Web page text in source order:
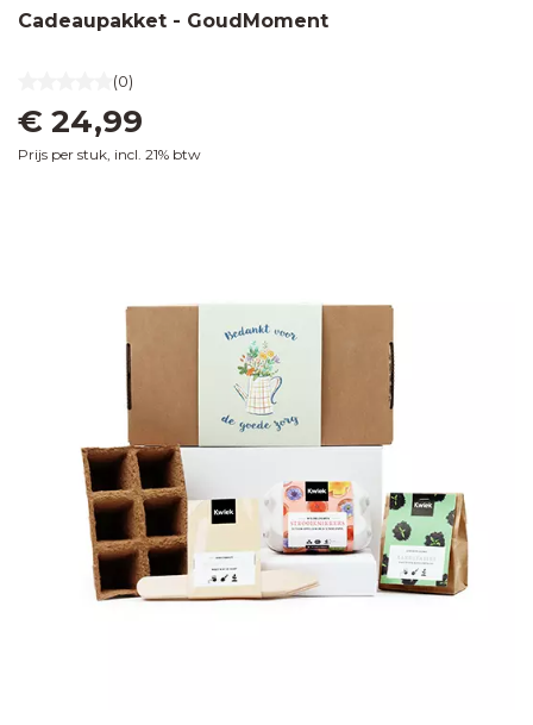
Cadeaupakket - GoudMoment
(0)
€ 24,99
Prijs per stuk, incl. 21% btw